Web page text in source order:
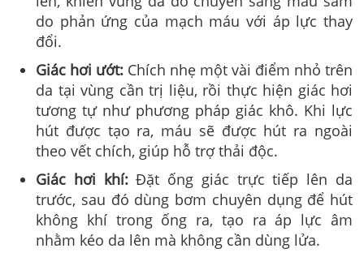
do phản ứng của mạch máu với áp lực thay
đổi.
Giác hơi ướt: Chích nhẹ một vài điểm nhỏ trên
da tại vùng cần trị liệu, rồi thực hiện giác hơi
tương tự như phương pháp giác khô. Khi lực
hút được tạo ra, máu sẽ được hút ra ngoài
theo vết chích, giúp hỗ trợ thải độc.
Giác hơi khí:Đặt ống giác trực tiếp lên da
trước, sau đó dùng bơm chuyên dụng để hút
không khí trong ống ra, tạo ra áp lực âm
nhằm kéo da lên mà không cần dùng lửa.